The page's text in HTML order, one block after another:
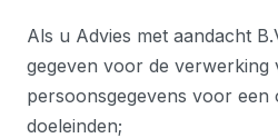
Als u Advies met aandacht
gegeven voor de verwerking
persoonsgegevens voor een
doeleinden;